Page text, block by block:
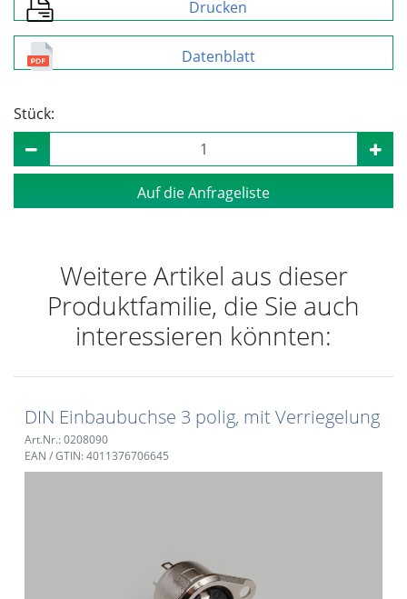
Drucken
Datenblatt
Stück:
Auf die Anfrageliste
Weitere Artikel aus dieser
Produktfamilie, die Sie auch
interessieren könnten:
DIN Einbaubuchse 3 polig, mit Verriegelung
Art.Nr.: 0208090
EAN / GTIN: 4011376706645